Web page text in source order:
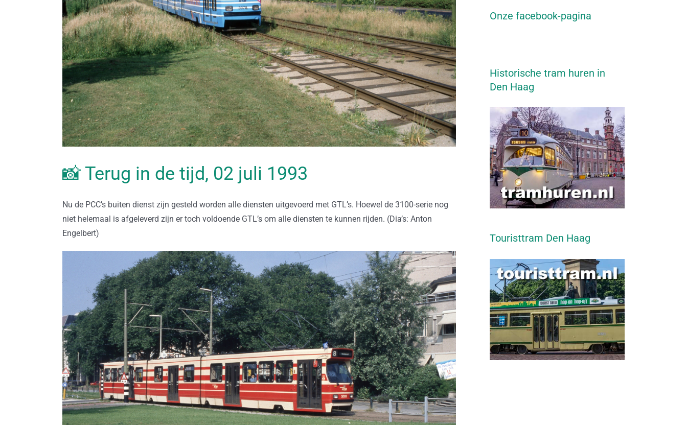
📸 Terug in de tijd, 02 juli 1993
Nu de PCC’s buiten dienst zijn gesteld worden alle diensten uitgevoerd met GTL’s. Hoewel de 3100-serie nog
niet helemaal is afgeleverd zijn er toch voldoende GTL’s om alle diensten te kunnen rijden. (Dia’s: Anton
Engelbert)
Onze facebook-pagina
Historische tram huren in
Den Haag
Touristtram Den Haag